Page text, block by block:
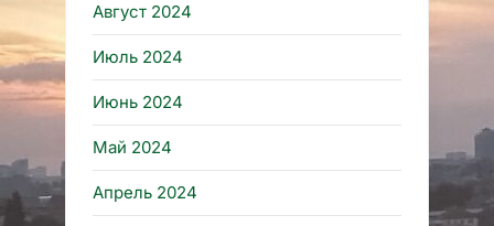
Август 2024
Июль 2024
Июнь 2024
Май 2024
Апрель 2024